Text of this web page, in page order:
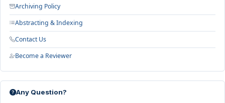
Archiving Policy
Abstracting & Indexing
Contact Us
Become a Reviewer
Any Question?